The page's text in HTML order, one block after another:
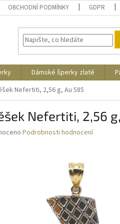
OBCHODNÍ PODMÍNKY GDPR
Dámské šperky zlaté
Nefertiti, 2,56 g, Au 585
Nefertiti, 2,56
Podrobnosti hodnocení